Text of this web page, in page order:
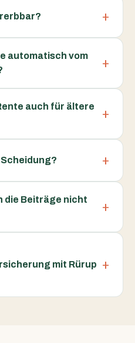
automatisch vom
auch für ältere
die Beiträge nicht
mit Rürup